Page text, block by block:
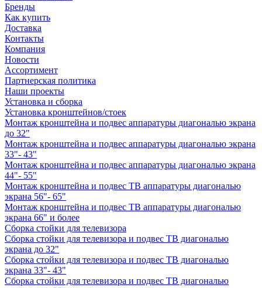
Бренды
Как купить
Доставка
Контакты
Компания
Новости
Ассортимент
Партнерская политика
Наши проекты
Установка и сборка
Установка кронштейнов/стоек
Монтаж кронштейна и подвес аппаратуры диагональю экрана
до 32"
Монтаж кронштейна и подвес аппаратуры диагональю экрана
33"- 43"
Монтаж кронштейна и подвес аппаратуры диагональю экрана
44"- 55"
Монтаж кронштейна и подвес ТВ аппаратуры диагональю
экрана 56"- 65"
Монтаж кронштейна и подвес ТВ аппаратуры диагональю
экрана 66" и более
Сборка стойки для телевизора
Сборка стойки для телевизора и подвес ТВ диагональю
экрана до 32"
Сборка стойки для телевизора и подвес ТВ диагональю
экрана 33"- 43"
Сборка стойки для телевизора и подвес ТВ диагональю